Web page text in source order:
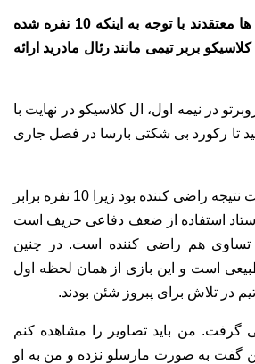
فوتبال ترایب- بارسایی ها معتقدند با توجه به اینکه 10 نفره شده
بربر تیمی مانند رئال مادرید ارائه
در نیمه اول، ال کلاسیکو در نهایت با
رسید تا رکورد بی شکتی بارسا در فصل جاری
در نهایت نتیجه راضی کننده بود زیرا 10 نفره برابر
استفاده از ضعف دفاعی حریف است
تساوی هم راضی کننده است. در چنین
است و این بازی از همان لحظه اول
گرفت. من باید تصاویر را مشاهده کنم
گفت به صورت مارسلو نزده و من به او